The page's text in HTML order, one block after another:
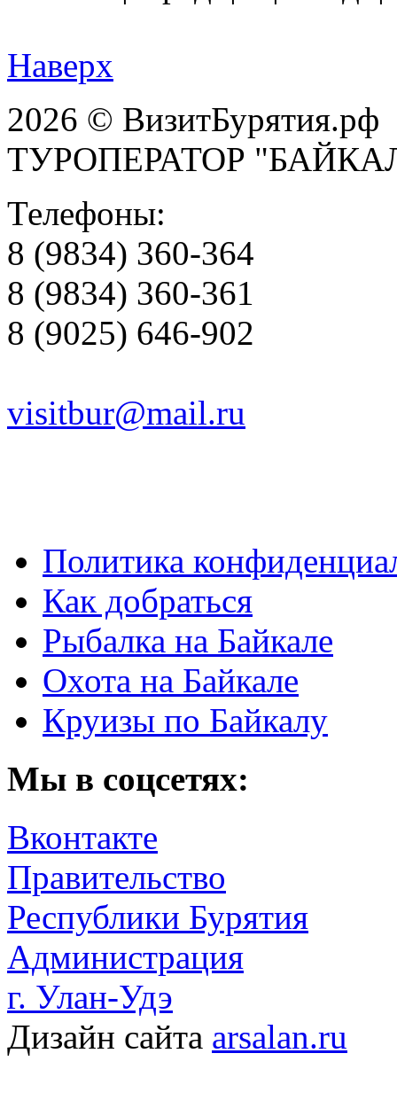
Наверх
2026 © ВизитБурятия.рф
ТУРОПЕРАТОР
Телефоны:
8 (9834) 360-364
8 (9834) 360-361
8 (9025) 646-902
visitbur@mail.ru
Политика
Как добраться
Рыбалка на Байкале
Охота на Байкале
Круизы по Байкалу
Мы в соцсетях:
Вконтакте
Правительство
Республики Бурятия
Администрация
г. Улан-Удэ
Дизайн сайта arsalan.ru